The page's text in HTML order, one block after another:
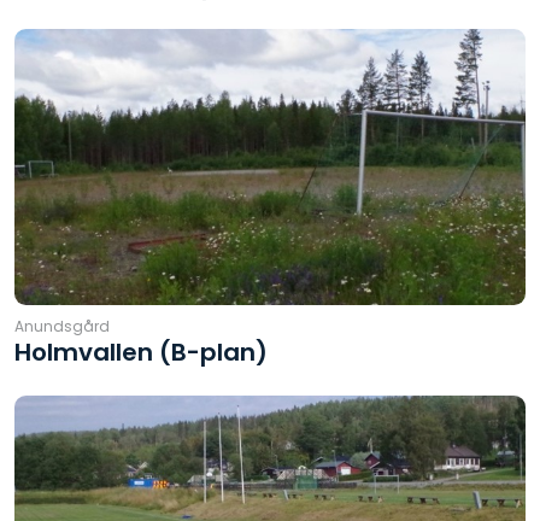
Anundsgård
Holmvallen (B-plan)